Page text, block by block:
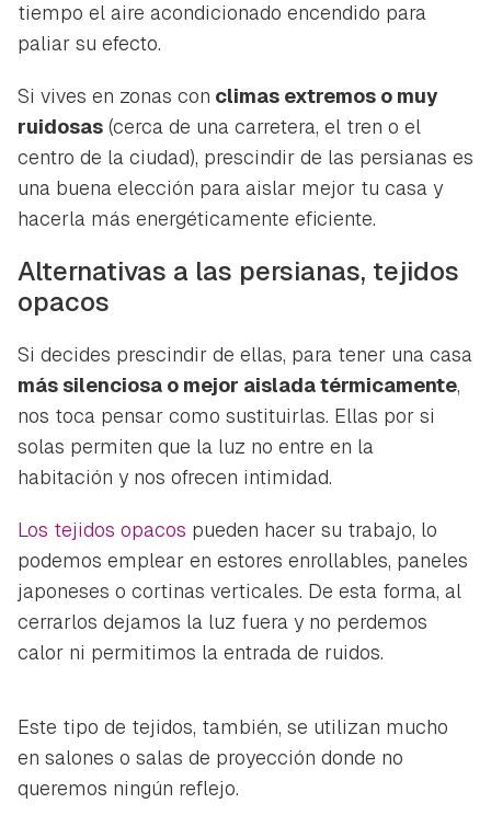
Guardar como favorito
iniciar sesión con tu cuenta de Hogarmanía.
INICIAR SESIÓN CANCELAR
tiempo el aire acondicionado encendido para
paliar su efecto.
Si vives en zonas con climas extremos o muy
ruidosas (cerca de una carretera, el tren o el
centro de la ciudad), prescindir de las persianas es
una buena elección para aislar mejor tu casa y
hacerla más energéticamente eficiente.
Alternativas a las persianas, tejidos
opacos
Si decides prescindir de ellas, para tener una casa
más silenciosa o mejor aislada térmicamente,
nos toca pensar como sustituirlas. Ellas por si
solas permiten que la luz no entre en la
habitación y nos ofrecen intimidad.
Los tejidos opacos pueden hacer su trabajo, lo
podemos emplear en estores enrollables, paneles
japoneses o cortinas verticales. De esta forma, al
cerrarlos dejamos la luz fuera y no perdemos
calor ni permitimos la entrada de ruidos.
Este tipo de tejidos, también, se utilizan mucho
en salones o salas de proyección donde no
queremos ningún reflejo.
Contenido enviado
Gracias por suscribirte a nuestro boletín.
ACEPTAR